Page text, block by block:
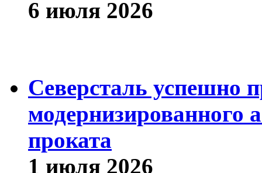
6 июля 2026
Северсталь успешно
модернизированного
проката
1 июля 2026